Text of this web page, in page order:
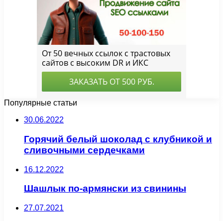
Популярные статьи
30.06.2022
Горячий белый шоколад с клубникой и
сливочными сердечками
16.12.2022
Шашлык по-армянски из свинины
27.07.2021